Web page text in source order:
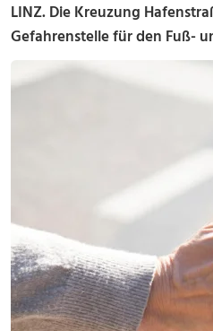
LINZ. Die Kreuzung
Gefahrenstelle für den Fuß-